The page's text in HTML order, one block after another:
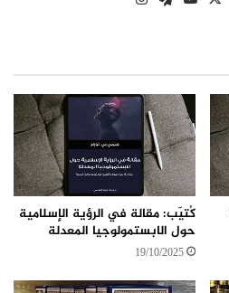
كُتيّب: مقالة في الرؤية الإسلامية
حول الابستمولوجيا المعدلة
19/10/2025